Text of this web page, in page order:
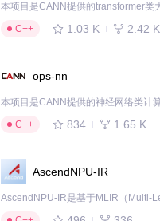
C++
1.03 K 2.42 K
ops-nn
C++
834 1.65 K
AscendNPU-IR